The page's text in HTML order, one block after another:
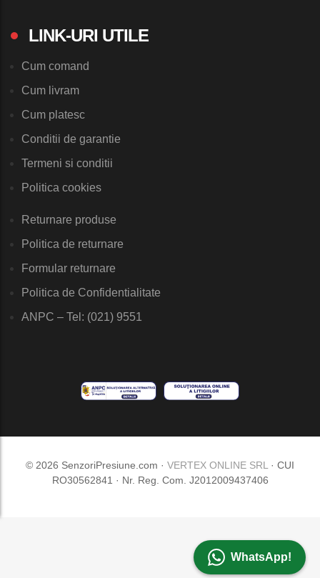
WhatsApp!
LINK-URI UTILE
Cum comand
Cum livram
Cum platesc
Conditii de garantie
Termeni si conditii
Politica cookies
Returnare produse
Politica de returnare
Formular returnare
Politica de Confidentialitate
ANPC – Tel: (021) 9551
© 2026 SenzoriPresiune.com · VERTEX ONLINE SRL · CUI
RO30562841 · Nr. Reg. Com. J2012009437406